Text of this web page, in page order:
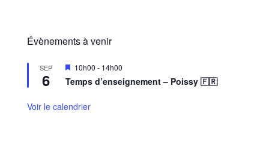
Évènements à venir
SEP
6
M
s
n
10h00 - 14h00
Temps d’enseignement – Poissy 🇫🇷
Voir le calendrier